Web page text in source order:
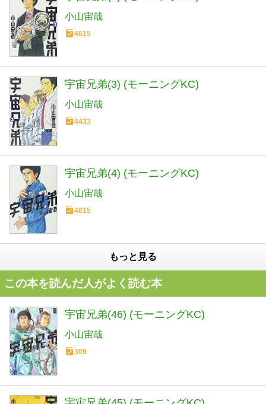
小山宙哉
4615
宇宙兄弟(3) (モーニングKC)
小山宙哉
4433
宇宙兄弟(4) (モーニングKC)
小山宙哉
4015
もっと見る
この本を読んだ人がよく読む本
宇宙兄弟(46) (モーニングKC)
小山宙哉
309